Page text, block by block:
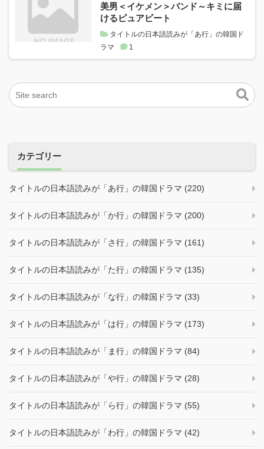
美男＜イケメン＞バンド～キミに届
けるピュアビート
タイトルの日本語読みが「あ行」の韓国ド
ラマ
1
カテゴリー
タイトルの日本語読みが「あ行」の韓国ドラマ (220)
タイトルの日本語読みが「か行」の韓国ドラマ (200)
タイトルの日本語読みが「さ行」の韓国ドラマ (161)
タイトルの日本語読みが「た行」の韓国ドラマ (135)
タイトルの日本語読みが「な行」の韓国ドラマ (33)
タイトルの日本語読みが「は行」の韓国ドラマ (173)
タイトルの日本語読みが「ま行」の韓国ドラマ (84)
タイトルの日本語読みが「や行」の韓国ドラマ (28)
タイトルの日本語読みが「ら行」の韓国ドラマ (55)
タイトルの日本語読みが「わ行」の韓国ドラマ (42)